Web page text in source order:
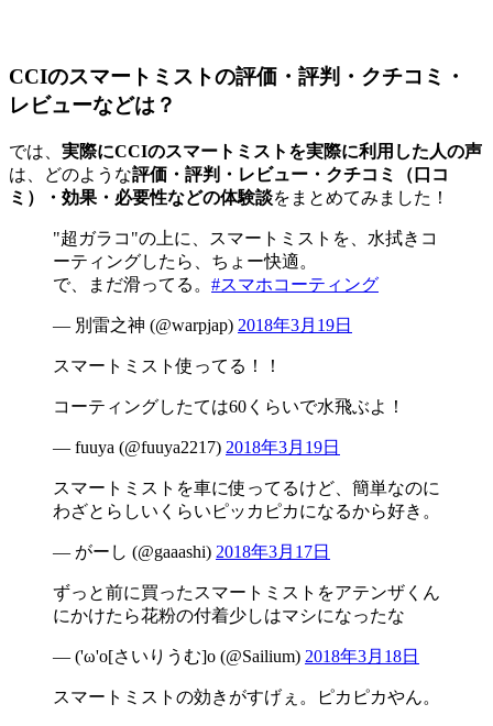
CCIのスマートミストの評価・評判・クチコミ・
レビューなどは？
では、 実際にCCIのスマートミストを実際に利用した人の声
は、どのような評価・評判・レビュー・クチコミ（口コ
ミ）・効果・必要性などの体験談をまとめてみました！
"超ガラコ"の上に、スマートミストを、水拭きコ
ーティングしたら、ちょー快適。
で、まだ滑ってる。 #スマホコーティング
— 別雷之神 (@warpjap) 2018年3月19日
スマートミスト使ってる！！
コーティングしたては60くらいで水飛ぶよ！
— fuuya (@fuuya2217) 2018年3月19日
スマートミストを車に使ってるけど、簡単なのに
わざとらしいくらいピッカピカになるから好き。
— がーし (@gaaashi) 2018年3月17日
ずっと前に買ったスマートミストをアテンザくん
にかけたら花粉の付着少しはマシになったな
— ('ω'o[さいりうむ]o (@Sailium) 2018年3月18日
スマートミストの効きがすげぇ。ピカピカやん。